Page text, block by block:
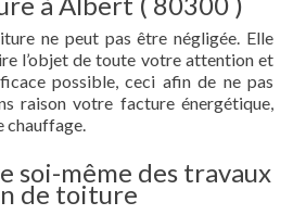
ne peut pas être négligée. Elle
l’objet de toute votre attention et
possible, ceci afin de ne pas
raison votre facture énergétique,
chauffage.
soi-même des travaux
de toiture